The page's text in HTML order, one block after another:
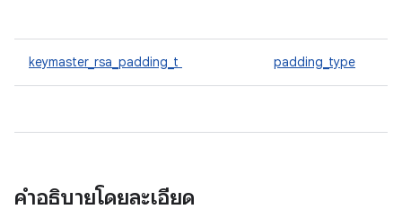
keymaster_rsa_padding_t padding_type
คำอธิบายโดยละเอียด